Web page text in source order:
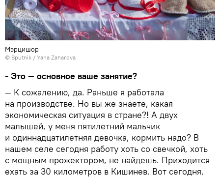
Мэрцишор
© Sputnik / Yana Zaharova
- Это — основное ваше занятие?
— К сожалению, да. Раньше я работала
на производстве. Но вы же знаете, какая
экономическая ситуация в стране?! А двух
малышей, у меня пятилетний мальчик
и одиннадцатилетняя девочка, кормить надо? В
нашем селе сегодня работу хоть со свечкой, хоть
с мощным прожектором, не найдешь. Приходится
ехать за 30 километров в Кишинев. Вот сегодня,